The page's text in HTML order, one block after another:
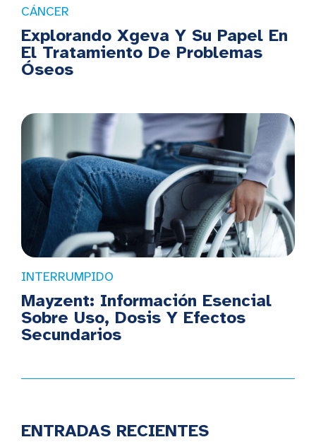
CÁNCER
Explorando Xgeva Y Su Papel En
El Tratamiento De Problemas
Óseos
INTERRUMPIDO
Mayzent: Información Esencial
Sobre Uso, Dosis Y Efectos
Secundarios
ENTRADAS RECIENTES